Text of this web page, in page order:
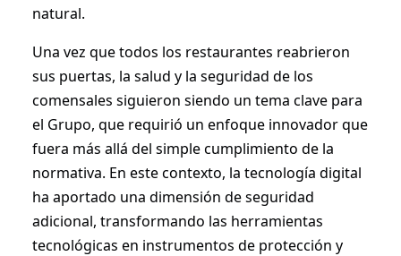
natural.
Una vez que todos los restaurantes reabrieron
sus puertas, la salud y la seguridad de los
comensales siguieron siendo un tema clave para
el Grupo, que requirió un enfoque innovador que
fuera más allá del simple cumplimiento de la
normativa. En este contexto, la tecnología digital
ha aportado una dimensión de seguridad
adicional, transformando las herramientas
tecnológicas en instrumentos de protección y